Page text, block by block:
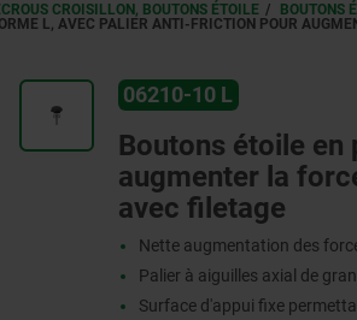
CROISILLON, BOUTONS ÉTOILE
BOUTONS
L, AVEC PALIER ANTI-FRICTION POUR
06210-10 L
Boutons étoile en
augmenter la
avec filetage
Nette augmentation des
Palier à aiguilles axial de
Surface d'appui fixe